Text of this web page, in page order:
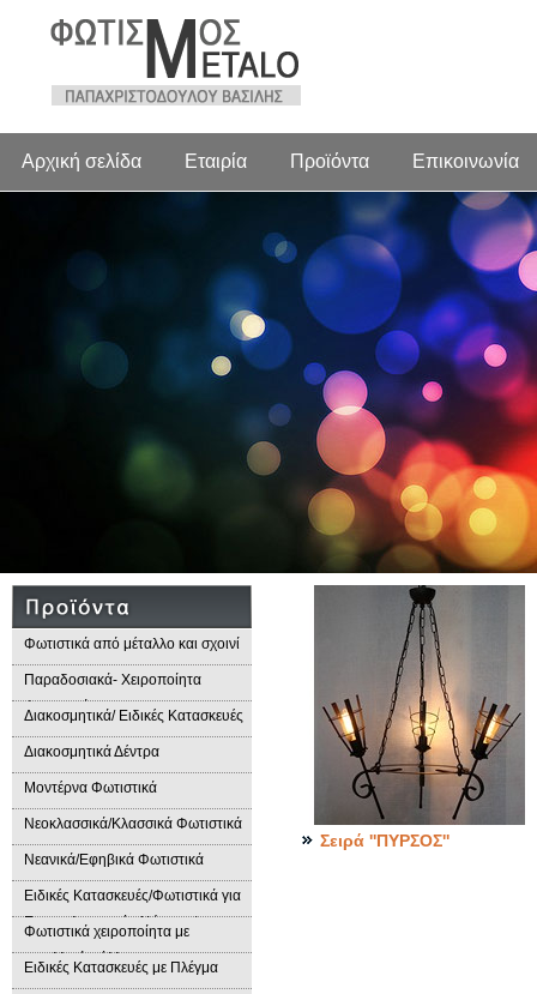
Αρχική σελίδα Εταιρία Προϊόντα Επικοινωνία
Φωτιστικά από μέταλλο και σχοινί
Παραδοσιακά- Χειροποίητα
Φωτιστικά
Διακοσμητικά/ Ειδικές Κατασκευές
Διακοσμητικά Δέντρα
Μοντέρνα Φωτιστικά
Νεοκλασσικά/Κλασσικά Φωτιστικά
Νεανικά/Εφηβικά Φωτιστικά
Ειδικές Κατασκευές/Φωτιστικά για
Επαγγελματικούς Χώρους/
Παραδοσιακά Φωτιστικά
Φωτιστικά χειροποίητα με
μεταλλικά φύλλα
Ειδικές Κατασκευές με Πλέγμα
Σειρά ''ΠΥΡΣΟΣ''